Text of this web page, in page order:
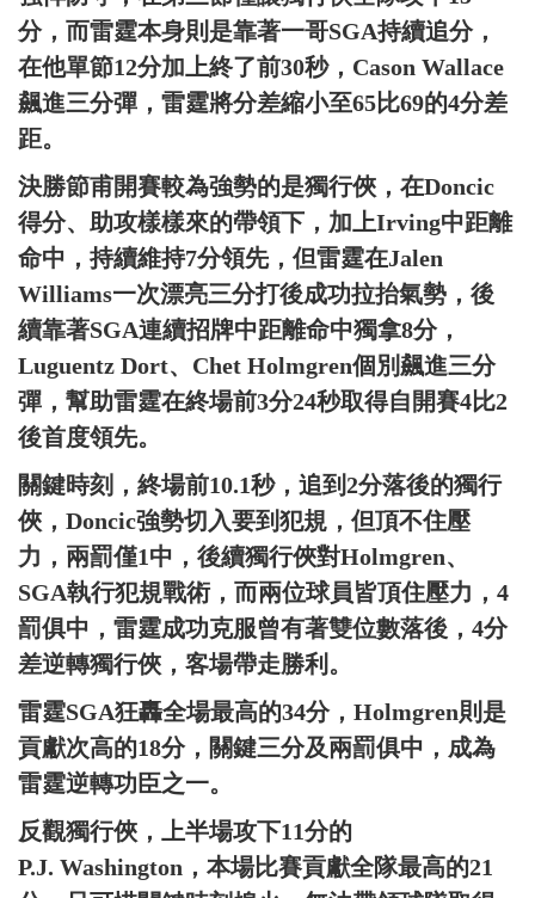
分，而雷霆本身則是靠著一哥SGA持續追分，
在他單節12分加上終了前30秒，Cason Wallace
飆進三分彈，雷霆將分差縮小至65比69的4分差
距。
決勝節甫開賽較為強勢的是獨行俠，在Doncic
得分、助攻樣樣來的帶領下，加上Irving中距離
命中，持續維持7分領先，但雷霆在Jalen
Williams一次漂亮三分打後成功拉抬氣勢，後
續靠著SGA連續招牌中距離命中獨拿8分，
Luguentz Dort、Chet Holmgren個別飆進三分
彈，幫助雷霆在終場前3分24秒取得自開賽4比2
後首度領先。
關鍵時刻，終場前10.1秒，追到2分落後的獨行
俠，Doncic強勢切入要到犯規，但頂不住壓
力，兩罰僅1中，後續獨行俠對Holmgren、
SGA執行犯規戰術，而兩位球員皆頂住壓力，4
罰俱中，雷霆成功克服曾有著雙位數落後，4分
差逆轉獨行俠，客場帶走勝利。
雷霆SGA狂轟全場最高的34分，Holmgren則是
貢獻次高的18分，關鍵三分及兩罰俱中，成為
雷霆逆轉功臣之一。
反觀獨行俠，上半場攻下11分的
P.J. Washington，本場比賽貢獻全隊最高的21